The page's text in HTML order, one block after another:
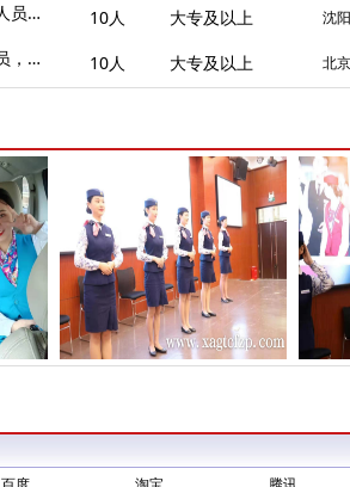
东三省沈阳高铁乘务人员招聘报名阶段 10人 大专及以上 沈
北京客运段列车乘务员，即将面试 10人 大专及以上 北